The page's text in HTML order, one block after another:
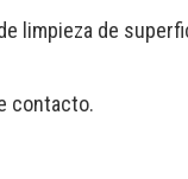
limpieza de
contacto.